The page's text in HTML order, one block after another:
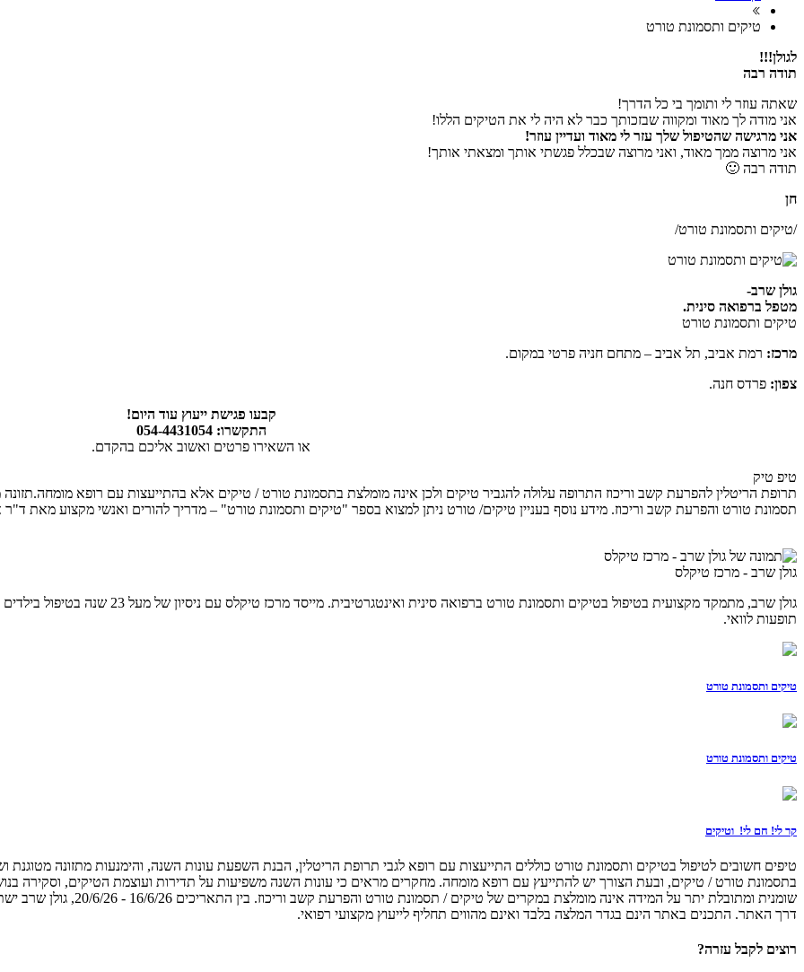
טיקים ותסמונת טורט
לגולן!!!
תודה רבה
שאתה עוזר לי ותומך בי כל הדרך!
אני מודה לך מאוד ומקווה שבזכותך כבר לא היה לי את הטיקים הללו!
אני מרגישה שהטיפול שלך עזר לי מאוד ועדיין עוזר!
אני מרוצה ממך מאוד, ואני מרוצה שבכלל פגשתי אותך ומצאתי אותך!
תודה רבה 🙂
חן
/טיקים ותסמונת טורט/
גולן שרב-
מטפל ברפואה סינית.
טיקים ותסמונת טורט
מרכז: רמת אביב, תל אביב – מתחם חניה פרטי במקום.
צפון: פרדס חנה.
קבעו פגישת ייעוץ עוד היום!
התקשרו: 054-4431054
או השאירו פרטים ואשוב אליכם בהקדם.
טיפ טיק
תרופת הריטלין להפרעת קשב וריכוז התרופה עלולה להגביר טיקים ולכן אינה מומלצת בתסמונת טורט / טיקים אלא בהתייעצות עם רופא
תסמונת טורט והפרעת קשב וריכוז. מידע נוסף בעניין טיקים/ טורט ניתן למצוא בספר "טיקים ותסמונת טורט" – מדריך להורים ואנשי מקצוע מאת ד"ר
גולן שרב - מרכז טיקלס
גולן שרב, מתמקד מקצועית בטיפול בטיקים
תופעות לוואי.
טיקים ותסמונת טורט
טיקים ותסמונת טורט
קר לי! חם לי! וטיקים
טיפים חשובים לטיפול בטיקים ותסמונת טורט כוללים התייעצות עם רופא לגבי תרופת הריטלין, הבנת השפעת עונות השנה, והימנעות מתזונה מטוגנת
בתסמונת טורט / טיקים, ובעת הצורך יש להתייעץ עם רופא מומחה. מחקרים מראים כי עונות השנה משפיעות על תדירות ועוצמת הטיקים, וסקירה
שומנית ומתובלת יתר על המידה
דרך האתר. התכנים באתר הינם בגדר המלצה בלבד ואינם מהווים תחליף לייעוץ מקצועי רפואי.
רוצים לקבל עזרה?